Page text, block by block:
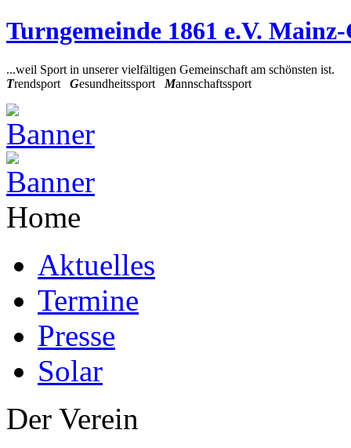
Turngemeinde 1861 e.V.
...weil Sport in unserer vielfältigen Gemeinschaft am schönsten ist.
Trendsport Gesundheitssport Mannschaftssport
Home
Aktuelles
Termine
Presse
Solar
Der Verein